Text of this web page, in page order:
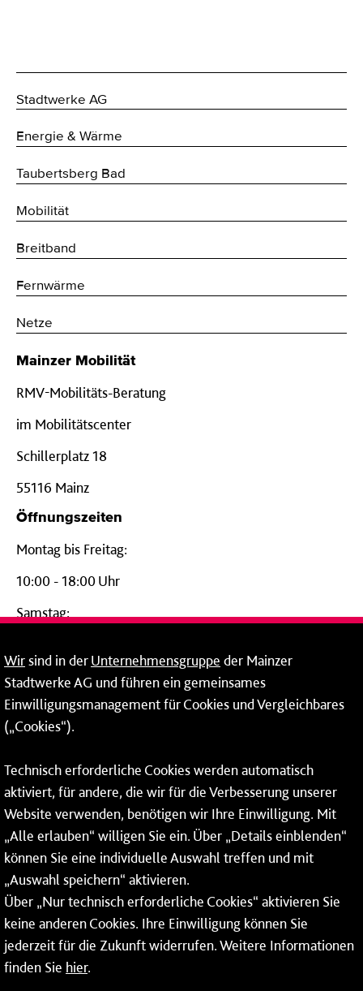
Stadtwerke AG
Energie & Wärme
Taubertsberg Bad
Mobilität
Breitband
Fernwärme
Netze
Mainzer Mobilität
RMV-Mobilitäts-Beratung
im Mobilitätscenter
Schillerplatz 18
55116 Mainz
Öffnungszeiten
Montag bis Freitag:
10:00 - 18:00 Uhr
Samstag:
24-Stunden-Telefon*
06131 – 12 77 77
Fax: 06131 – 12 66 66
* Montags bis freitags bis 7 und ab 18 Uhr sowie an
Wochenenden und Feiertagen ganztags werden Ihre
Anrufe je nach Themenauswahl an ein Callcenter des
RMV oder von nextbike weitergeleitet. Dort erhalten Sie
ausschließlich Auskünfte zum Fahrplan bzw. zu
meinRad.
Wirsind in derUnternehmensgruppe der Mainzer
Stadtwerke AG und führen ein gemeinsames
Einwilligungsmanagement für Cookies und Vergleichbares
(„Cookies“).
Technisch erforderliche Cookies werden automatisch
aktiviert, für andere, die wir für die Verbesserung unserer
Website verwenden, benötigen wir Ihre Einwilligung. Mit
„Alle erlauben“ willigen Sie ein. Über „Details einblenden“
können Sie eine individuelle Auswahl treffen und mit
„Auswahl speichern“ aktivieren.
Über „Nur technisch erforderliche Cookies“ aktivieren Sie
keine anderen Cookies. Ihre Einwilligung können Sie
jederzeit für die Zukunft widerrufen. Weitere Informationen
finden Sie hier.